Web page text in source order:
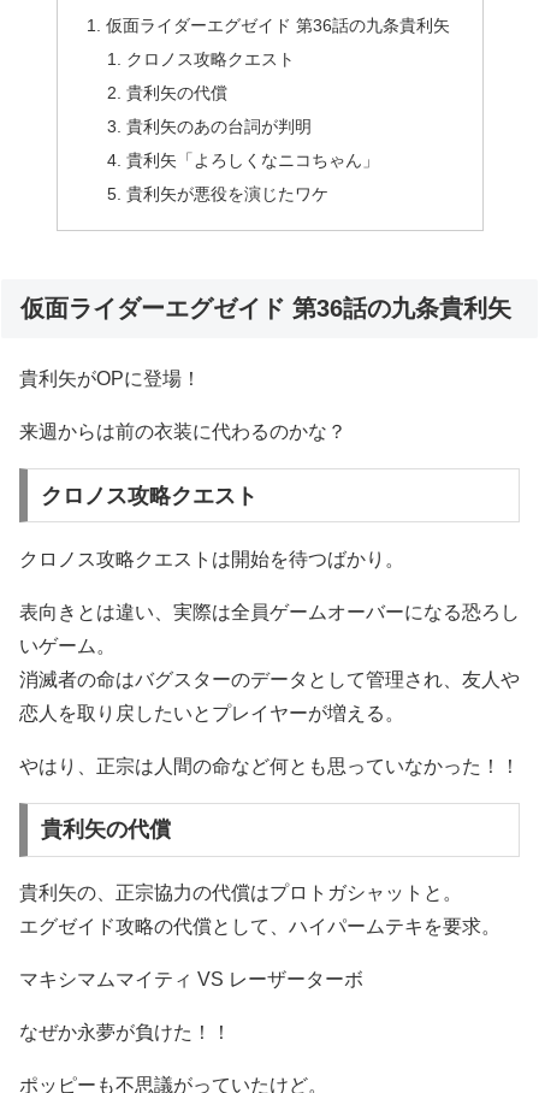
仮面ライダーエグゼイド 第36話の九条貴利矢
クロノス攻略クエスト
貴利矢の代償
貴利矢のあの台詞が判明
貴利矢「よろしくなニコちゃん」
貴利矢が悪役を演じたワケ
仮面ライダーエグゼイド 第36話の九条貴利矢
貴利矢がOPに登場！
来週からは前の衣装に代わるのかな？
クロノス攻略クエスト
クロノス攻略クエストは開始を待つばかり。
表向きとは違い、実際は全員ゲームオーバーになる恐ろし
いゲーム。
消滅者の命はバグスターのデータとして管理され、友人や
恋人を取り戻したいとプレイヤーが増える。
やはり、正宗は人間の命など何とも思っていなかった！！
貴利矢の代償
貴利矢の、正宗協力の代償はプロトガシャットと。
エグゼイド攻略の代償として、ハイパームテキを要求。
マキシマムマイティ VS レーザーターボ
なぜか永夢が負けた！！
ポッピーも不思議がっていたけど。